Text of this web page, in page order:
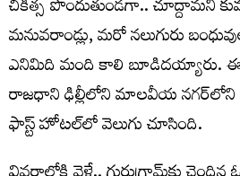
చికిత్స పొందుతుండ‌గా.. చూద్దామ‌ని
మ‌నువ‌రాండ్లు, మ‌రో న‌లుగురు
ఎనిమిది మంది కాలి బూడిద‌య్యారు.
రాజ‌ధాని ఢిల్లీలోని మాల‌వీయ న‌గ‌ర్‌లోని
ఫాస్ట్ హోట‌ల్‌లో వెలుగు చూసింది.